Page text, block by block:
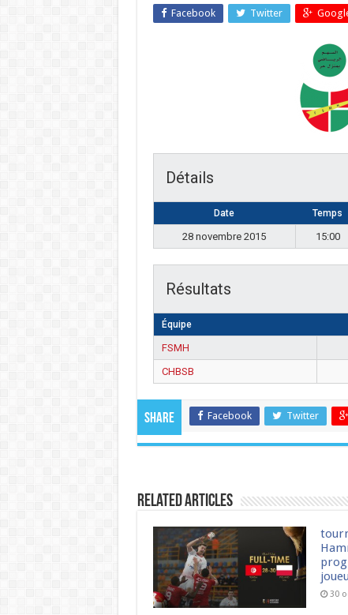
Facebook Twitter
Détails
Date Temps
28 novembre 2015 15:00
Résultats
Équipe
FSMH
CHBSB
Share Facebook Twitter
Related Articles
30